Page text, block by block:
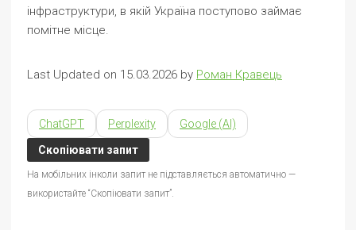
інфраструктури, в якій Україна поступово займає
помітне місце.
Last Updated on 15.03.2026 by Роман Кравець
ChatGPT Perplexity Google (AI)
Скопіювати запит
На мобільних інколи запит не підставляється автоматично —
використайте “Скопіювати запит”.